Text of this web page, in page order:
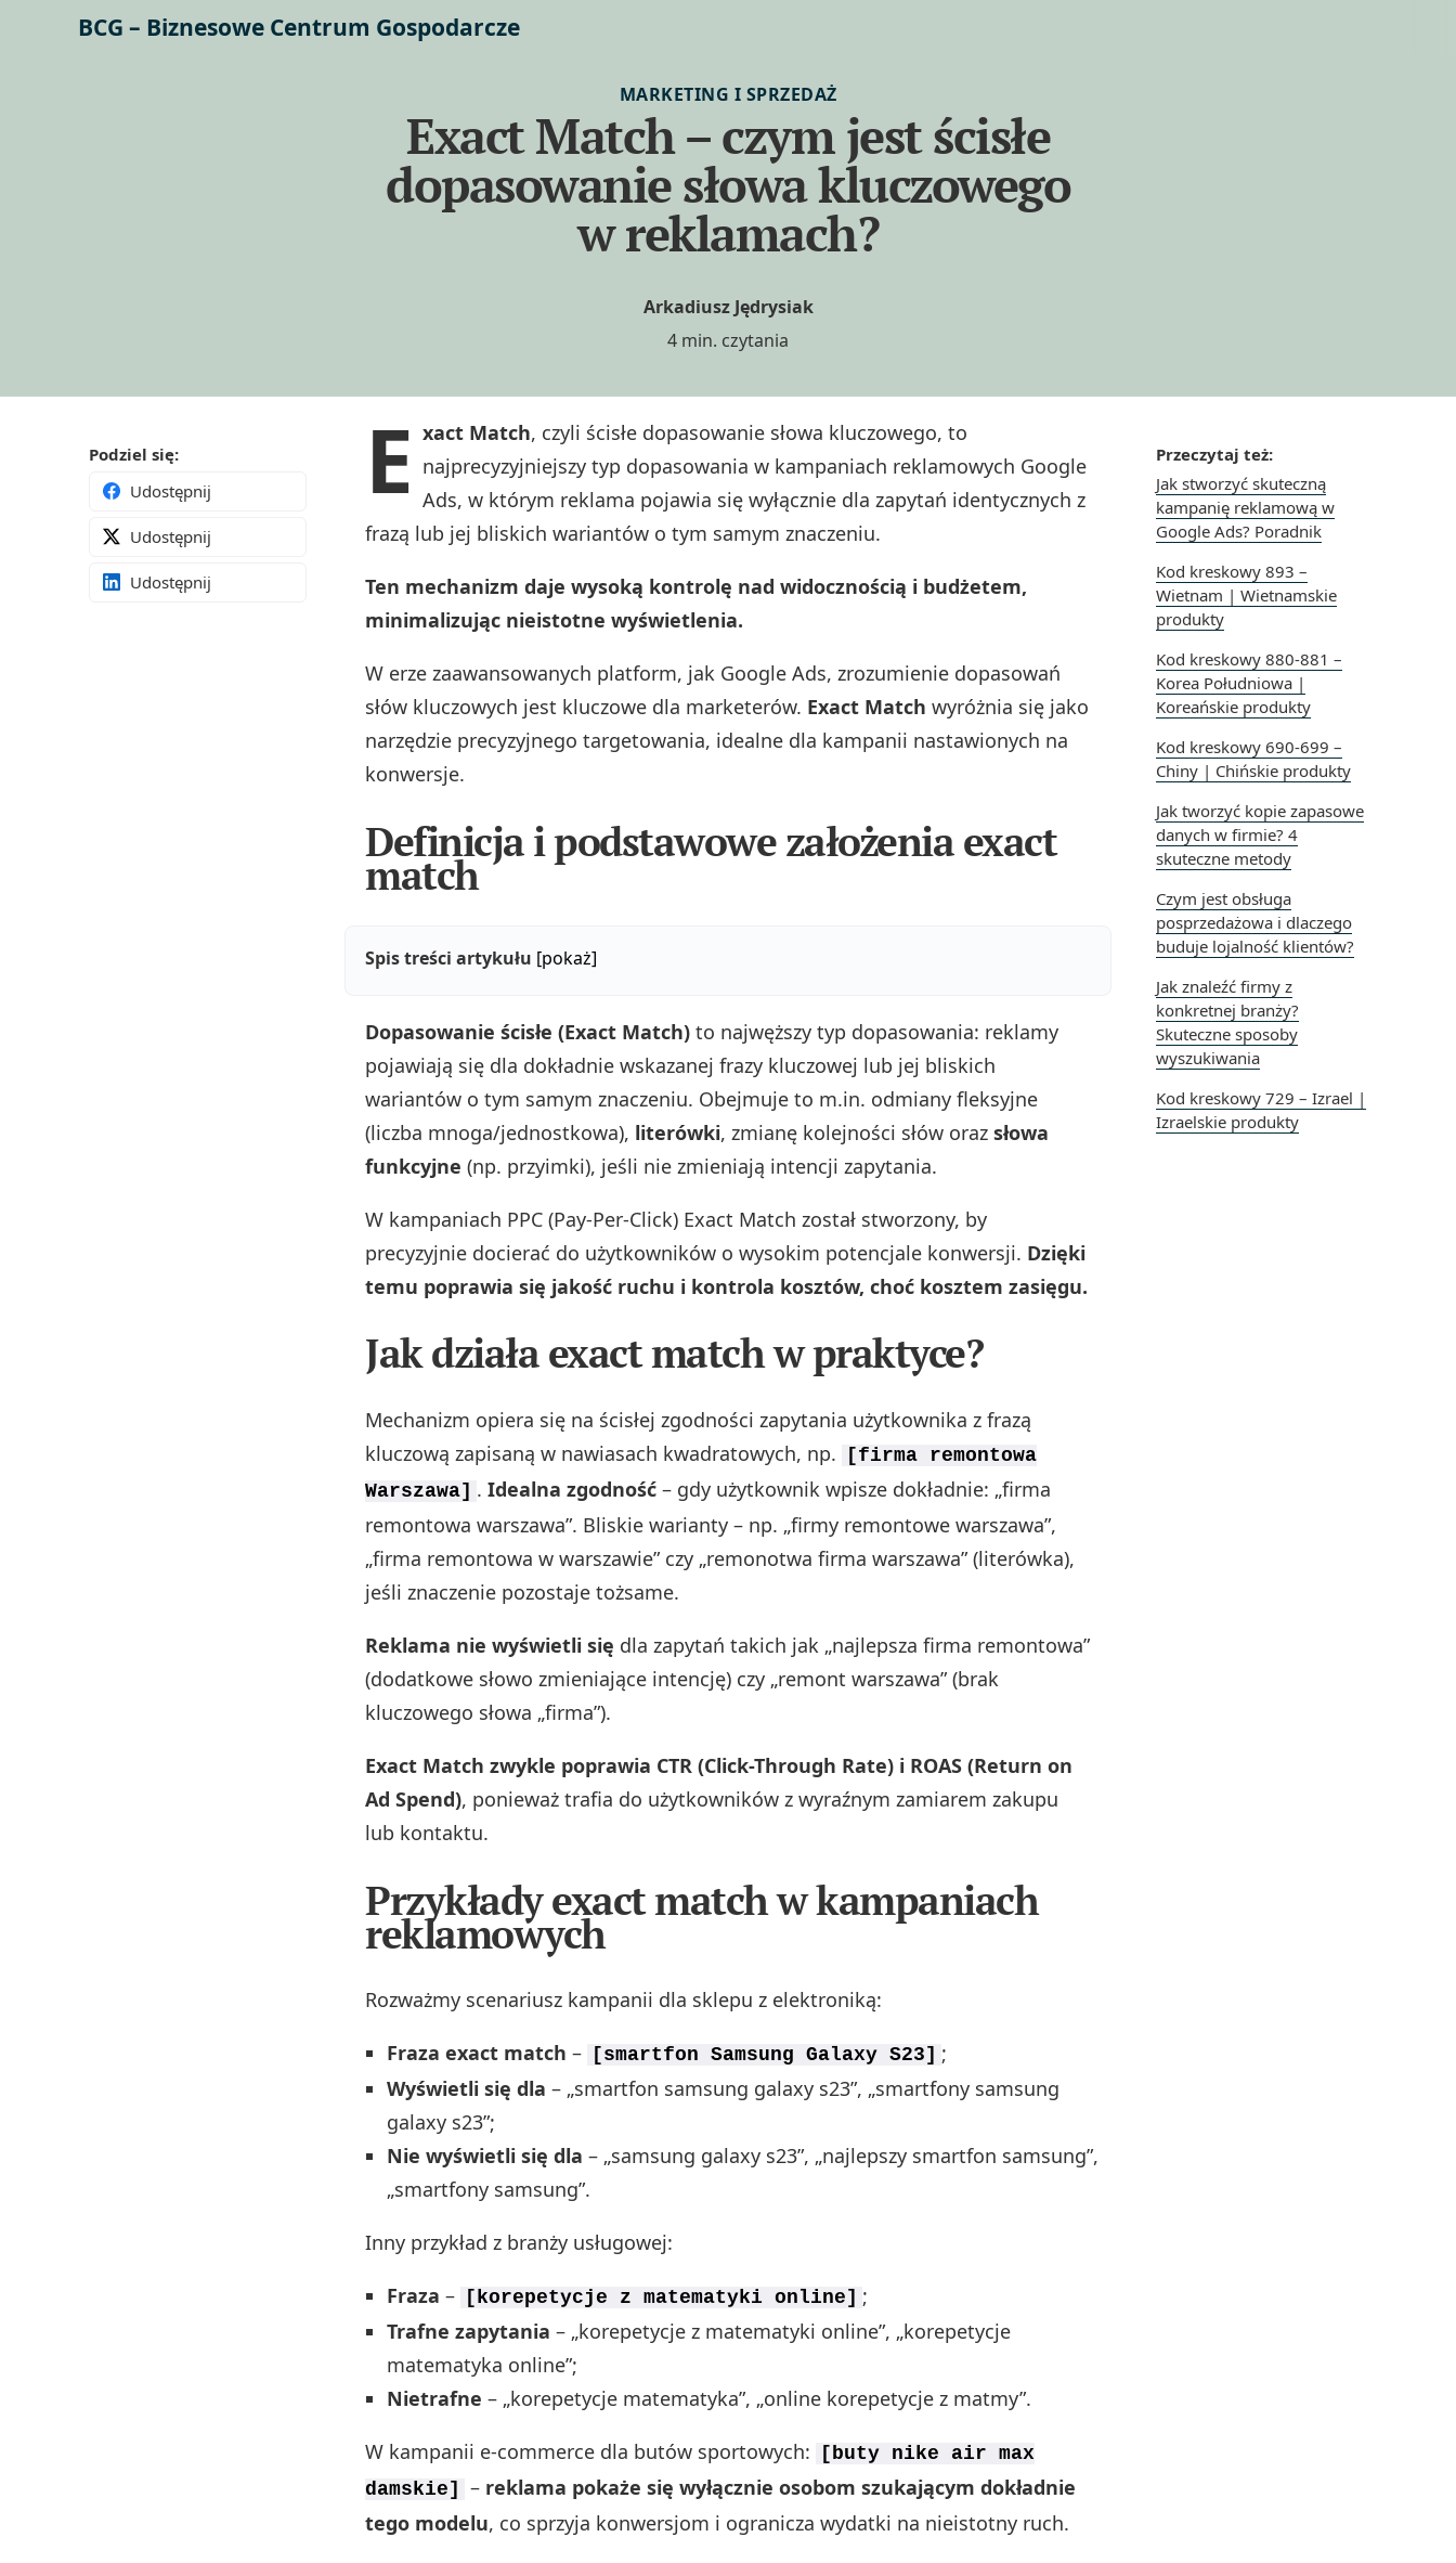
BCG – Biznesowe Centrum Gospodarcze
MARKETING I SPRZEDAŻ
Exact Match – czym jest ścisłe
dopasowanie słowa kluczowego
w reklamach?
Arkadiusz Jędrysiak
4 min. czytania
Przeczytaj też:
Jak stworzyć skuteczną
kampanię reklamową w
Google Ads? Poradnik
Kod kreskowy 893 –
Wietnam | Wietnamskie
produkty
Kod kreskowy 880-881 –
Korea Południowa |
Koreańskie produkty
Kod kreskowy 690-699 –
Chiny | Chińskie produkty
Jak tworzyć kopie zapasowe
danych w firmie? 4
skuteczne metody
Czym jest obsługa
posprzedażowa i dlaczego
buduje lojalność klientów?
Jak znaleźć firmy z
konkretnej branży?
Skuteczne sposoby
wyszukiwania
Kod kreskowy 729 – Izrael |
Izraelskie produkty
Podziel się:
Udostępnij
Udostępnij
Udostępnij
E xact Match, czyli ścisłe dopasowanie słowa kluczowego, to
najprecyzyjniejszy typ dopasowania w kampaniach reklamowych Google
Ads, w którym reklama pojawia się wyłącznie dla zapytań identycznych z
frazą lub jej bliskich wariantów o tym samym znaczeniu.
Ten mechanizm daje wysoką kontrolę nad widocznością i budżetem,
minimalizując nieistotne wyświetlenia.
W erze zaawansowanych platform, jak Google Ads, zrozumienie dopasowań
słów kluczowych jest kluczowe dla marketerów. Exact Match wyróżnia się jako
narzędzie precyzyjnego targetowania, idealne dla kampanii nastawionych na
konwersje.
Definicja i podstawowe założenia exact
match
Spis treści artykułu [pokaż]
Dopasowanie ścisłe (Exact Match) to najwęższy typ dopasowania: reklamy
pojawiają się dla dokładnie wskazanej frazy kluczowej lub jej bliskich
wariantów o tym samym znaczeniu. Obejmuje to m.in. odmiany fleksyjne
(liczba mnoga/jednostkowa), literówki, zmianę kolejności słów oraz słowa
funkcyjne (np. przyimki), jeśli nie zmieniają intencji zapytania.
W kampaniach PPC (Pay-Per-Click) Exact Match został stworzony, by
precyzyjnie docierać do użytkowników o wysokim potencjale konwersji. Dzięki
temu poprawia się jakość ruchu i kontrola kosztów, choć kosztem zasięgu.
Jak działa exact match w praktyce?
Mechanizm opiera się na ścisłej zgodności zapytania użytkownika z frazą
kluczową zapisaną w nawiasach kwadratowych, np.
[firma remontowa
Warszawa] . Idealna zgodność – gdy użytkownik wpisze dokładnie: „firma
remontowa warszawa”. Bliskie warianty – np. „firmy remontowe warszawa”,
„firma remontowa w warszawie” czy „remonotwa firma warszawa” (literówka),
jeśli znaczenie pozostaje tożsame.
Reklama nie wyświetli się dla zapytań takich jak „najlepsza firma remontowa”
(dodatkowe słowo zmieniające intencję) czy „remont warszawa” (brak
kluczowego słowa „firma”).
Exact Match zwykle poprawia CTR (Click-Through Rate) i ROAS (Return on
Ad Spend), ponieważ trafia do użytkowników z wyraźnym zamiarem zakupu
lub kontaktu.
Przykłady exact match w kampaniach
reklamowych
Rozważmy scenariusz kampanii dla sklepu z elektroniką:
Fraza exact match – [smartfon Samsung Galaxy S23] ;
Wyświetli się dla – „smartfon samsung galaxy s23”, „smartfony samsung
galaxy s23”;
Nie wyświetli się dla – „samsung galaxy s23”, „najlepszy smartfon samsung”,
„smartfony samsung”.
Inny przykład z branży usługowej:
Fraza – [korepetycje z matematyki online] ;
Trafne zapytania – „korepetycje z matematyki online”, „korepetycje
matematyka online”;
Nietrafne – „korepetycje matematyka”, „online korepetycje z matmy”.
W kampanii e-commerce dla butów sportowych:
[buty nike air max
damskie]
– reklama pokaże się wyłącznie osobom szukającym dokładnie
tego modelu, co sprzyja konwersjom i ogranicza wydatki na nieistotny ruch.